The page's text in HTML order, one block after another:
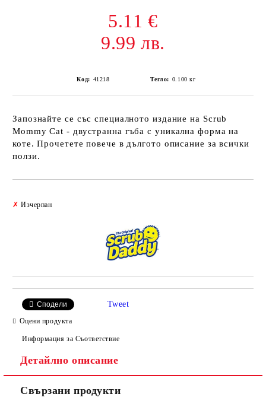
5.11 €
9.99 лв.
Код: 41218 Тегло: 0.100 кг
Запознайте се със специалното издание на Scrub
Mommy Cat - двустранна гъба с уникална форма на
коте. Прочетете повече в дългото описание за всички
ползи.
✗ Изчерпан
Сподели Tweet
Оцени продукта
Информация за Съответствие
Детайлно описание
Свързани продукти